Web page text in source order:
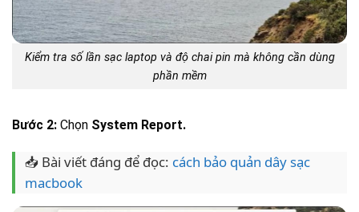
Kiểm tra số lần sạc laptop và độ chai pin mà không cần dùng
phần mềm
Bước 2: Chọn System Report.
📥 Bài viết đáng để đọc: cách bảo quản dây sạc
macbook